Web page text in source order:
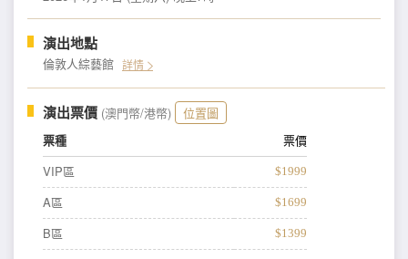
演出地點
倫敦人綜藝館 詳情
演出票價 (澳門幣/港幣)
位置圖
票種
票價
VIP區
$1999
A區 $1699
B區 $1399